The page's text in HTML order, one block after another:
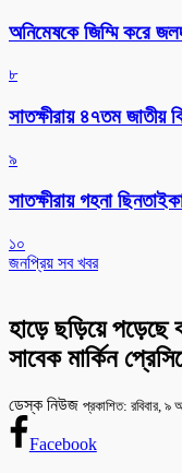
অনিমেষকে জিম্মি করে
৮
সাতক্ষীরায় ৪৭তম জাতীয়
৯
সাতক্ষীরায় গহনা
১০
জনপ্রিয় সব খবর
হাড়ে ছড়িয়ে পড়েছে
সাবেক মার্কিন
ডেস্ক নিউজ প্রকাশিত: রবিবার,
Facebook